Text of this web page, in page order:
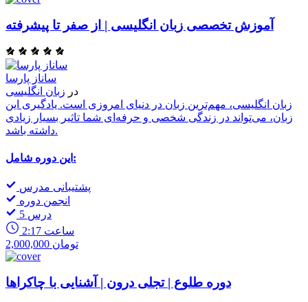
آموزش تخصصی زبان انگلیسی | از صفر تا پیشرفته
ساناز پارسا
در زبان انگلیسی
زبان انگلیسی، مهم‌ترین زبان در دنیای امروزی است. یادگیری این
زبان، می‌تواند در زندگی شخصی و حرفه‌ای شما تاثیر بسیار زیادی
داشته باشد.
این دوره شامل:
پشتیبانی مدرس
انجمن دوره
5 درس
2:17 ساعت
2,000,000 تومان
دوره طلوع | تجلی درون | آشنایی با چاکراها